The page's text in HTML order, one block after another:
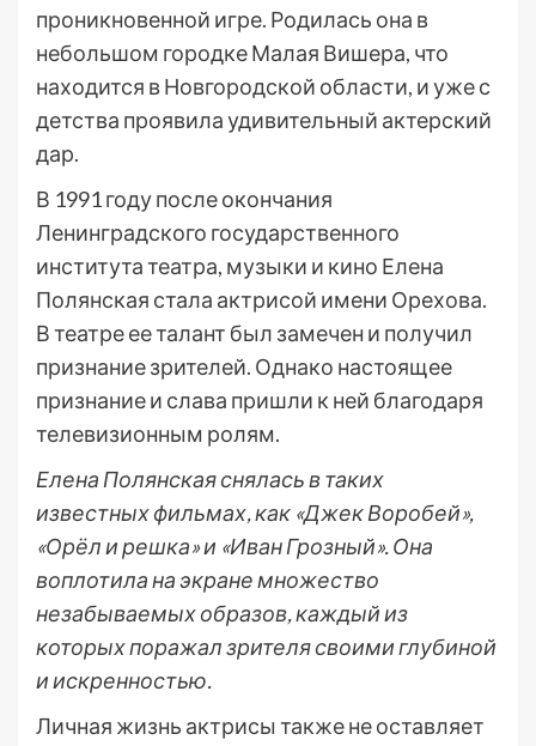
проникновенной игре. Родилась она в
небольшом городке Малая Вишера, что
находится в Новгородской области, и уже с
детства проявила удивительный актерский
дар.
В 1991 году после окончания
Ленинградского государственного
института театра, музыки и кино Елена
Полянская стала актрисой имени Орехова.
В театре ее талант был замечен и получил
признание зрителей. Однако настоящее
признание и слава пришли к ней благодаря
телевизионным ролям.
Елена Полянская снялась в таких
известных фильмах, как «Джек Воробей»,
«Орёл и решка» и «Иван Грозный». Она
воплотила на экране множество
незабываемых образов, каждый из
которых поражал зрителя своими глубиной
и искренностью.
Личная жизнь актрисы также не оставляет